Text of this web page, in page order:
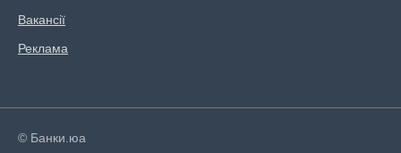
Вакансії
Реклама
© Банки.юа